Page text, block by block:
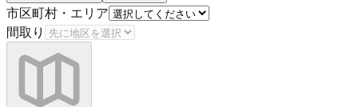
市区町村・エリア
間取り